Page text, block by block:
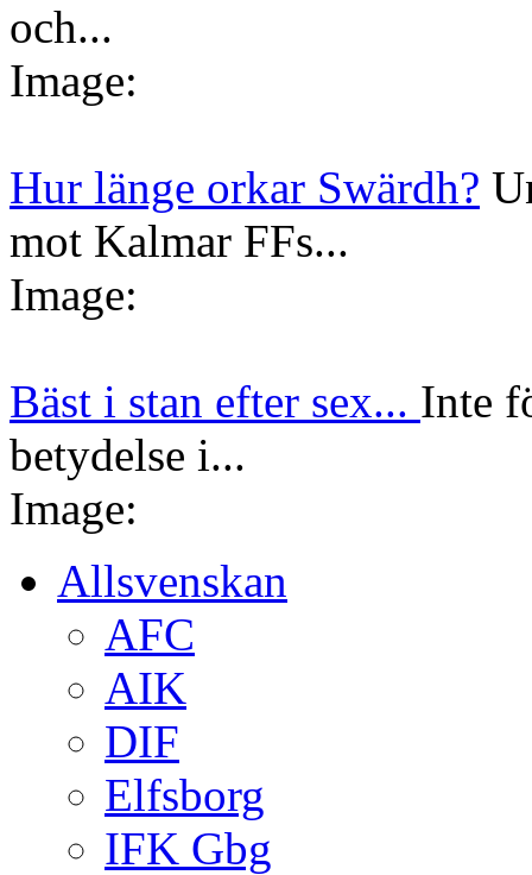
och...
Image:
Hur länge orkar Swärdh?
mot Kalmar FFs...
Image:
Bäst i stan efter sex... Inte
betydelse i...
Image:
Allsvenskan
AFC
AIK
DIF
Elfsborg
IFK Gbg